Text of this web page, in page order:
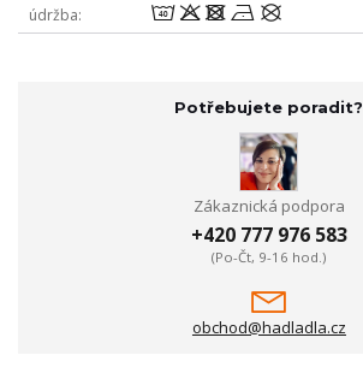
údržba 8odnU
Potřebujete poradit?
Zákaznická podpora
+420 777 976 583
(Po-Čt, 9-16 hod.)
obchod@hadladla.cz